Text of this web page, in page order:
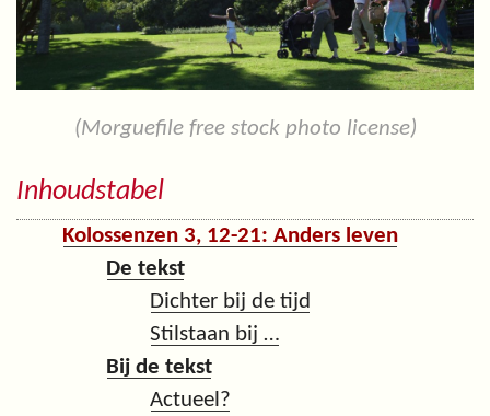
(Morguefile free stock photo license)
Inhoudstabel
Kolossenzen 3, 12-21: Anders leven
De tekst
Dichter bij de tijd
Stilstaan bij …
Bij de tekst
Actueel?